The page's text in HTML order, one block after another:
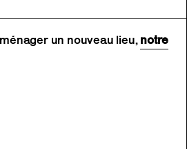
un nouveau lieu,notre